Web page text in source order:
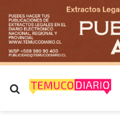
Buscar por